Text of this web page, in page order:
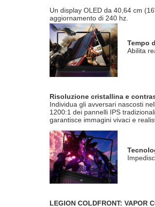
Un display OLED da 40,64 cm
aggiornamento di 240 hz.
Tempo
Abilita
Risoluzione cristallina e
Individua gli avversari nascosti
1200:1 dei pannelli IPS
garantisce immagini vivaci e
LEGION COLDFRONT: VAPOR